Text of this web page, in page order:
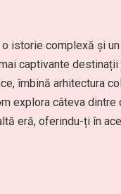
istorie complexă și
captivante
îmbină arhitectura
explora câteva
eră, oferindu-ți în